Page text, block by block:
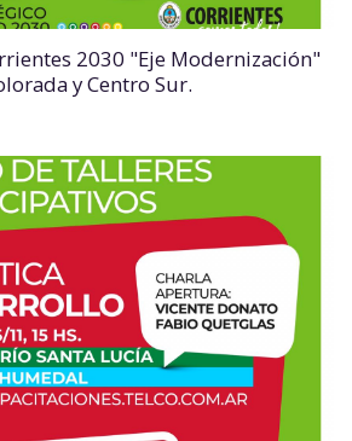
2030 "Eje Modernización"
y Centro Sur.